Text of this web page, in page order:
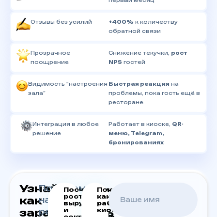
Отзывы без усилий +400% к количеству
обратной связи
Прозрачное
поощрение
Снижение текучки, рост
NPS гостей
Видимость “настроения
зала”
Быстрая реакция на
проблемы, пока гость ещё в
ресторане
Интеграция в любое
решение
Работает в киоске, QR-
меню, Telegram,
бронированиях
Узнайте,
как
зарабатывать
Покажем
на
реальных
Посчитаем
рост
выручки
и
Покажем,
как
работает
киоск